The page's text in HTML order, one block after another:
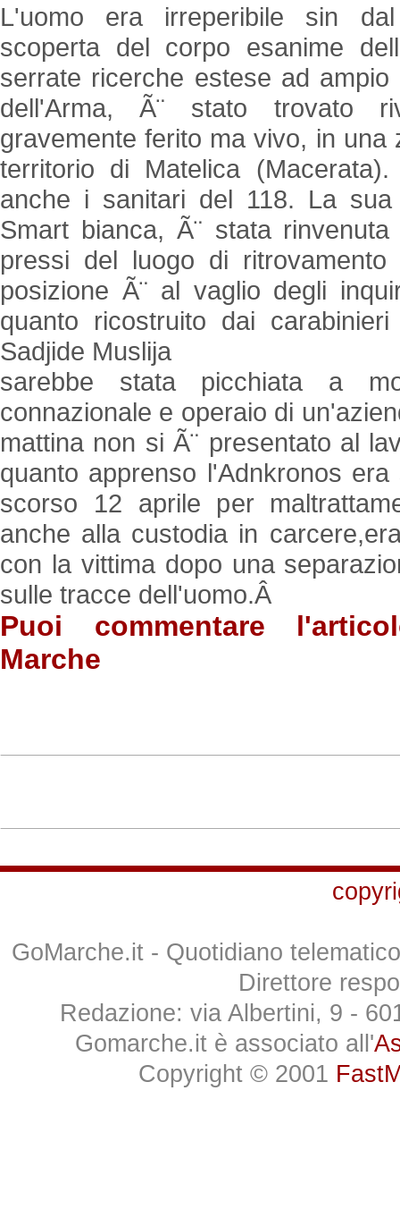
L'uomo era irreperibile sin
scoperta del corpo esanime
serrate ricerche estese ad ampio
dell'Arma, Ã¨ stato trovato
gravemente ferito ma vivo, in una
territorio di Matelica
anche i sanitari del 118. La sua
Smart bianca, Ã¨ stata
pressi del luogo di
posizione Ã¨ al vaglio degli
quanto ricostruito dai
Sadjide Muslija
sarebbe stata picchiata a
connazionale e operaio di
mattina non si Ã¨ presentato al
quanto apprenso l'Adnkronos
scorso 12 aprile per
anche alla custodia in
con la vittima dopo una
sulle tracce dell'uomo.Â
Puoi commentare
Marche
GoMarche.it - Quotidiano
Direttore
Redazione: via Albertini, 9 -
Gomarche.it è associato all'
Copyright © 2001